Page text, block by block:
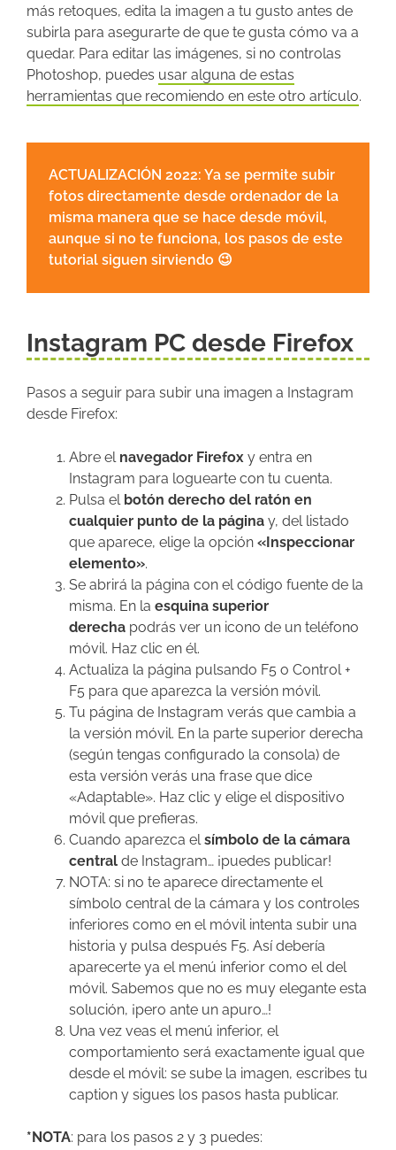
más retoques, edita la imagen a tu gusto antes de
subirla para asegurarte de que te gusta cómo va a
quedar. Para editar las imágenes, si no controlas
Photoshop, puedes usar alguna de estas
herramientas que recomiendo en este otro artículo.
ACTUALIZACIÓN 2022: Ya se permite subir
fotos directamente desde ordenador de la
misma manera que se hace desde móvil,
aunque si no te funciona, los pasos de este
tutorial siguen sirviendo 😉
Instagram PC desde Firefox
Pasos a seguir para subir una imagen a Instagram
desde Firefox:
Abre el navegador Firefox y entra en
Instagram para loguearte con tu cuenta.
Pulsa el botón derecho del ratón en
cualquier punto de la página y, del listado
que aparece, elige la opción «Inspeccionar
elemento».
Se abrirá la página con el código fuente de la
misma. En la esquina superior
derecha podrás ver un icono de un teléfono
móvil. Haz clic en él.
Actualiza la página pulsando F5 o Control +
F5 para que aparezca la versión móvil.
Tu página de Instagram verás que cambia a
la versión móvil. En la parte superior derecha
(según tengas configurado la consola) de
esta versión verás una frase que dice
«Adaptable». Haz clic y elige el dispositivo
móvil que prefieras.
Cuando aparezca elsímbolo de la cámara
central de Instagram… ¡puedes publicar!
NOTA: si no te aparece directamente el
símbolo central de la cámara y los controles
inferiores como en el móvil intenta subir una
historia y pulsa después F5. Así debería
aparecerte ya el menú inferior como el del
móvil. Sabemos que no es muy elegante esta
solución, ¡pero ante un apuro…!
Una vez veas el menú inferior, el
comportamiento será exactamente igual que
desde el móvil: se sube la imagen, escribes tu
caption y sigues los pasos hasta publicar.
*NOTA: para los pasos 2 y 3 puedes: